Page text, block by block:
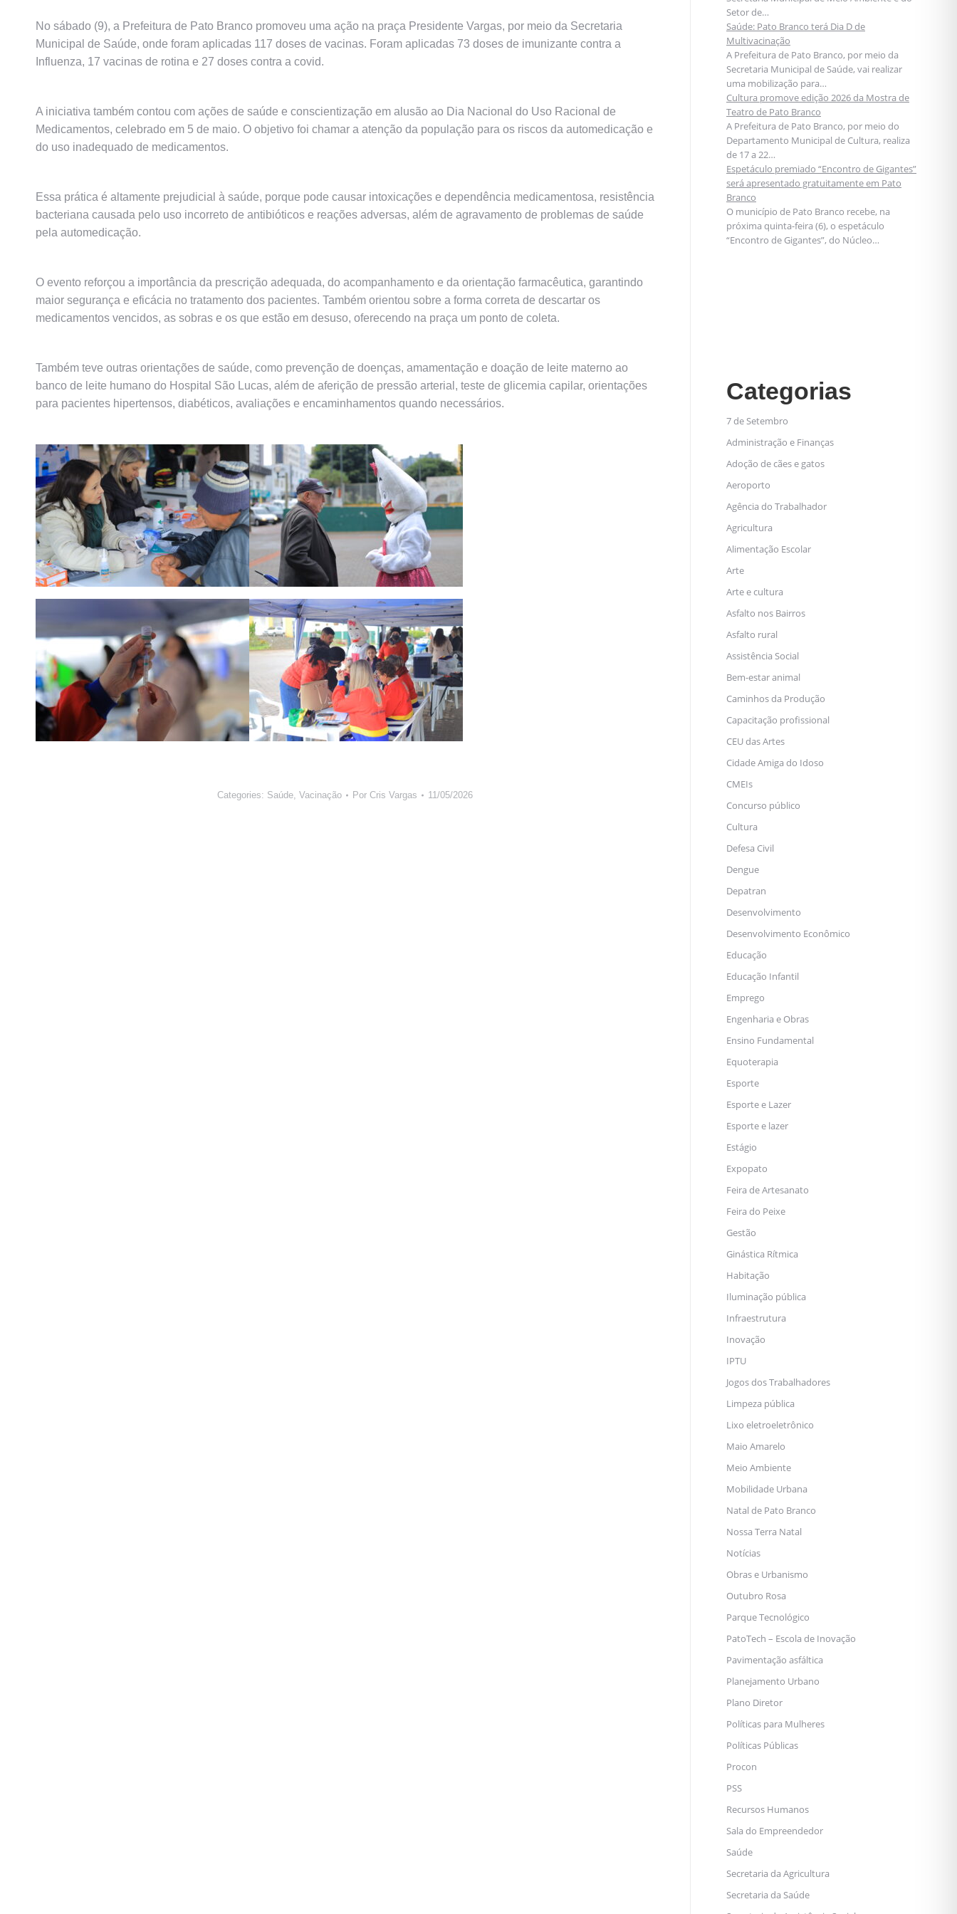
No sábado (9), a Prefeitura de Pato Branco promoveu uma ação na praça Presidente Vargas, por meio da Secretaria
Municipal de Saúde, onde foram aplicadas 117 doses de vacinas. Foram aplicadas 73 doses de imunizante contra a
Influenza, 17 vacinas de rotina e 27 doses contra a covid.
A iniciativa também contou com ações de saúde e conscientização em alusão ao Dia Nacional do Uso Racional de
Medicamentos, celebrado em 5 de maio. O objetivo foi chamar a atenção da população para os riscos da automedicação e
do uso inadequado de medicamentos.
Essa prática é altamente prejudicial à saúde, porque pode causar intoxicações e dependência medicamentosa, resistência
bacteriana causada pelo uso incorreto de antibióticos e reações adversas, além de agravamento de problemas de saúde
pela automedicação.
O evento reforçou a importância da prescrição adequada, do acompanhamento e da orientação farmacêutica, garantindo
maior segurança e eficácia no tratamento dos pacientes. Também orientou sobre a forma correta de descartar os
medicamentos vencidos, as sobras e os que estão em desuso, oferecendo na praça um ponto de coleta.
Também teve outras orientações de saúde, como prevenção de doenças, amamentação e doação de leite materno ao
banco de leite humano do Hospital São Lucas, além de aferição de pressão arterial, teste de glicemia capilar, orientações
para pacientes hipertensos, diabéticos, avaliações e encaminhamentos quando necessários.
Categories: Saúde Vacinação Por Cris Vargas 11/05/2026
Setor de…
Saúde: Pato Branco terá Dia D de
Multivacinação
A Prefeitura de Pato Branco, por meio da
Secretaria Municipal de Saúde, vai realizar
uma mobilização para…
Cultura promove edição 2026 da Mostra de
Teatro de Pato Branco
A Prefeitura de Pato Branco, por meio do
Departamento Municipal de Cultura, realiza
de 17 a 22…
Espetáculo premiado “Encontro de Gigantes”
será apresentado gratuitamente em Pato
Branco
O município de Pato Branco recebe, na
próxima quinta-feira (6), o espetáculo
“Encontro de Gigantes”, do Núcleo…
Categorias
7 de Setembro
Administração e Finanças
Adoção de cães e gatos
Aeroporto
Agência do Trabalhador
Agricultura
Alimentação Escolar
Arte
Arte e cultura
Asfalto nos Bairros
Asfalto rural
Assistência Social
Bem-estar animal
Caminhos da Produção
Capacitação profissional
CEU das Artes
Cidade Amiga do Idoso
CMEIs
Concurso público
Cultura
Defesa Civil
Dengue
Depatran
Desenvolvimento
Desenvolvimento Econômico
Educação
Educação Infantil
Emprego
Engenharia e Obras
Ensino Fundamental
Equoterapia
Esporte
Esporte e Lazer
Esporte e lazer
Estágio
Expopato
Feira de Artesanato
Feira do Peixe
Gestão
Ginástica Rítmica
Habitação
Iluminação pública
Infraestrutura
Inovação
IPTU
Jogos dos Trabalhadores
Limpeza pública
Lixo eletroeletrônico
Maio Amarelo
Meio Ambiente
Mobilidade Urbana
Natal de Pato Branco
Nossa Terra Natal
Notícias
Obras e Urbanismo
Outubro Rosa
Parque Tecnológico
PatoTech – Escola de Inovação
Pavimentação asfáltica
Planejamento Urbano
Plano Diretor
Políticas para Mulheres
Políticas Públicas
Procon
PSS
Recursos Humanos
Sala do Empreendedor
Saúde
Secretaria da Agricultura
Secretaria da Saúde